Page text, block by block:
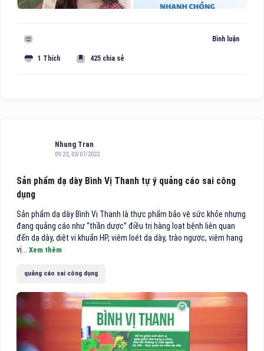
Bình luận
1 Thích 425 chia sẻ
Nhung Tran
09:23, 03/07/2022
Sản phẩm dạ dày Bình Vị Thanh tự ý quảng cáo sai công
dụng
Sản phẩm dạ dày Bình Vị Thanh là thực phẩm bảo vệ sức khỏe nhưng
đang quảng cáo như “thần dược” điều trị hàng loạt bệnh liên quan
đến dạ dày, diệt vi khuẩn HP, viêm loét dạ dày, trào ngược, viêm hang
vị... Xem thêm
quảng cáo sai công dụng